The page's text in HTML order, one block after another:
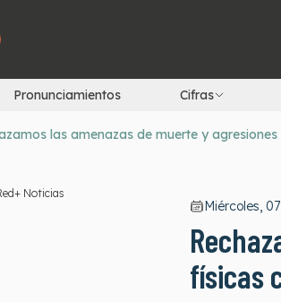
Pronunciamientos Cifras
las amenazas de muerte y
Noticias
Miércoles,
físicas